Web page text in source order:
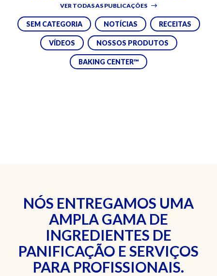
VER TODAS AS PUBLICAÇÕES
SEM CATEGORIA NOTÍCIAS RECEITAS
VÍDEOS NOSSOS PRODUTOS
BAKING CENTER™
NÓS ENTREGAMOS UMA
AMPLA GAMA DE
INGREDIENTES DE
PANIFICAÇÃO E SERVIÇOS
PARA PROFISSIONAIS.